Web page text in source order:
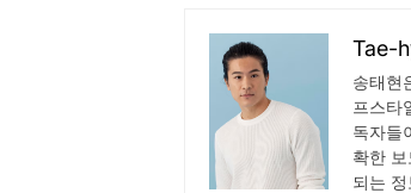
Tae-
송태현
프스타
독자들
확한
되는